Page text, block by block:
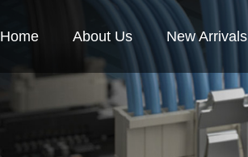
Home About Us New Arrivals